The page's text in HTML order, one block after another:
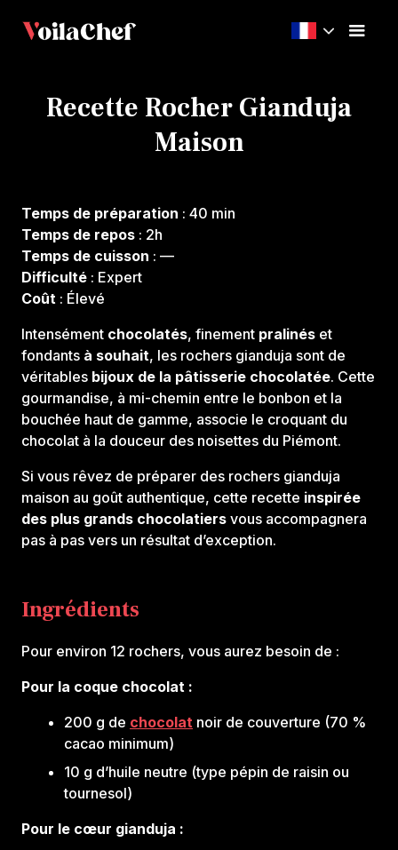
Recette Rocher Gianduja
Maison
Temps de préparation : 40 min
Temps de repos : 2h
Temps de cuisson : —
Difficulté : Expert
Coût : Élevé
Intensément chocolatés, finement pralinés et
fondants à souhait, les rochers gianduja sont de
véritables bijoux de la pâtisserie chocolatée. Cette
gourmandise, à mi-chemin entre le bonbon et la
bouchée haut de gamme, associe le croquant du
chocolat à la douceur des noisettes du Piémont.
Si vous rêvez de préparer des rochers gianduja
maison au goût authentique, cette recette inspirée
des plus grands chocolatiers vous accompagnera
pas à pas vers un résultat d’exception.
Ingrédients
Pour environ 12 rochers, vous aurez besoin de :
Pour la coque chocolat :
200 g de chocolat noir de couverture (70 %
cacao minimum)
10 g d’huile neutre (type pépin de raisin ou
tournesol)
Pour le cœur gianduja :